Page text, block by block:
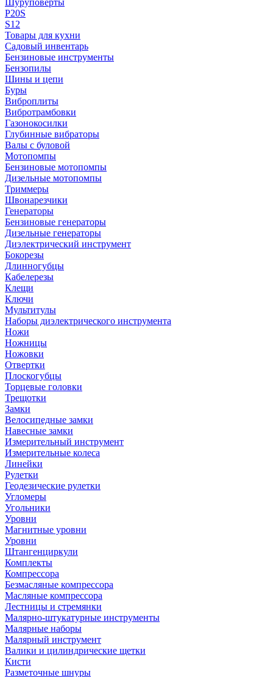
Шуруповерты
P20S
S12
Товары для кухни
Садовый инвентарь
Бензиновые инструменты
Бензопилы
Шины и цепи
Буры
Виброплиты
Вибротрамбовки
Газонокосилки
Глубинные вибраторы
Валы с буловой
Мотопомпы
Бензиновые мотопомпы
Дизельные мотопомпы
Триммеры
Швонарезчики
Генераторы
Бензиновые генераторы
Дизельные генераторы
Диэлектрический инструмент
Бокорезы
Длинногубцы
Кабелерезы
Клещи
Ключи
Мультитулы
Наборы диэлектрического инструмента
Ножи
Ножницы
Ножовки
Отвертки
Плоскогубцы
Торцевые головки
Трещотки
Замки
Велосипедные замки
Навесные замки
Измерительный инструмент
Измерительные колеса
Линейки
Рулетки
Геодезические рулетки
Угломеры
Угольники
Уровни
Магнитные уровни
Уровни
Штангенциркули
Комплекты
Компрессора
Безмасляные компрессора
Масляные компрессора
Лестницы и стремянки
Малярно-штукатурные инструменты
Малярные наборы
Малярный инструмент
Валики и цилиндрические щетки
Кисти
Разметочные шнуры